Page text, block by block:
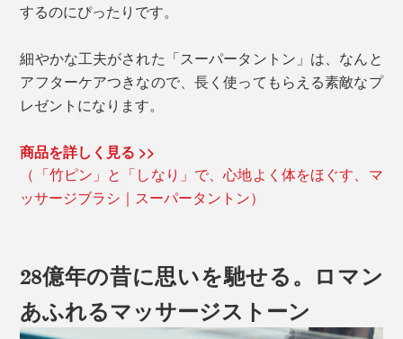
するのにぴったりです。
細やかな工夫がされた「スーパータントン」は、なんと
アフターケアつきなので、長く使ってもらえる素敵なプ
レゼントになります。
商品を詳しく見る >>
（「竹ピン」と「しなり」で、心地よく体をほぐす、マ
ッサージブラシ｜スーパータントン）
28億年の昔に思いを馳せる。ロマン
あふれるマッサージストーン